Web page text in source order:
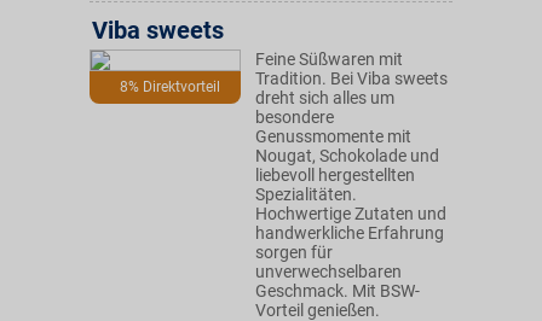
8% Direktvorteil
Viba sweets
Feine Süßwaren mit
Tradition. Bei Viba sweets
dreht sich alles um
besondere
Genussmomente mit
Nougat, Schokolade und
liebevoll hergestellten
Spezialitäten.
Hochwertige Zutaten und
handwerkliche Erfahrung
sorgen für
unverwechselbaren
Geschmack. Mit BSW-
Vorteil genießen.